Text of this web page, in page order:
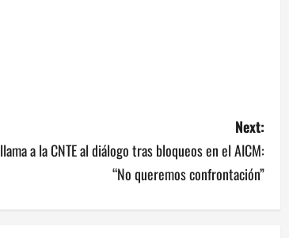
Next:
a la CNTE al diálogo tras bloqueos en el AICM:
“No queremos confrontación”